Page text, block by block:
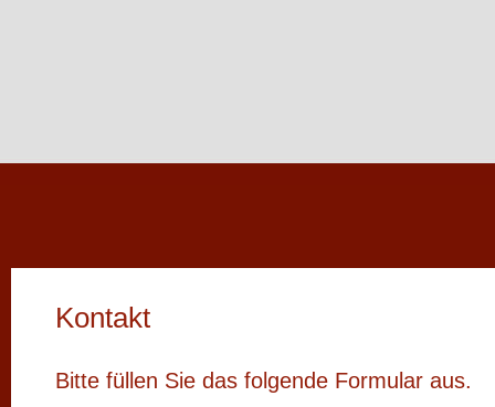
Kontakt
Bitte füllen Sie das folgende Formular aus.